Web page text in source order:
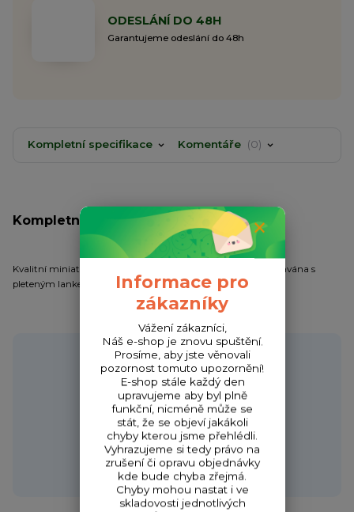
ODESLÁNÍ DO 48H
Garantujeme odeslání do 48h
Kompletní specifikace Komentáře 0
Kompletní specifikace
Kvalitní miniaturní H-bojka v signální oranžové barvě. Je dodávána s
pleteným lankem délky 10m.
Potřebujete poradit?
Zákaznická podpora HONZA
+420 720 256 434
(Po-Čt 9-17 hod.,Pá 9-18 hod.)
obchod@fishcom.cz
Informace pro
zákazníky
Vážení zákazníci,
Náš e-shop je znovu spuštění.
Prosíme, aby jste věnovali
pozornost tomuto upozornění!
E-shop stále každý den
upravujeme aby byl plně
funkční, nicméně může se
stát, že se objeví jakákoli
chyby kterou jsme přehlédli.
Vyhrazujeme si tedy právo na
zrušení či opravu objednávky
kde bude chyba zřejmá.
Chyby mohou nastat i ve
skladovosti jednotlivých